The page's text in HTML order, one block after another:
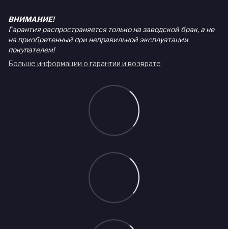
ВНИМАНИЕ!
Гарантия распространяется только на заводской брак, а не
на приобретенный при неправильной эксплуатации
покупателем!
Больше информации о гарантии и возврате